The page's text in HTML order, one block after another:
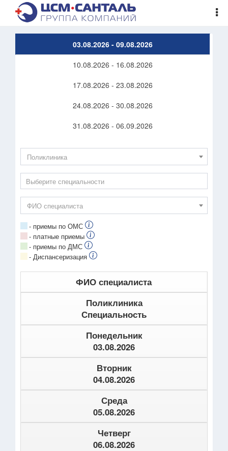
03.08.2026 - 09.08.2026
10.08.2026 - 16.08.2026
17.08.2026 - 23.08.2026
24.08.2026 - 30.08.2026
31.08.2026 - 06.09.2026
Поликлиника
ФИО специалиста
- приемы по ОМС
- платные приемы
- приемы по ДМС
- Диспансеризация
ФИО специалиста
Поликлиника
Специальность
Понедельник
03.08.2026
Вторник
04.08.2026
Среда
05.08.2026
Четверг
06.08.2026